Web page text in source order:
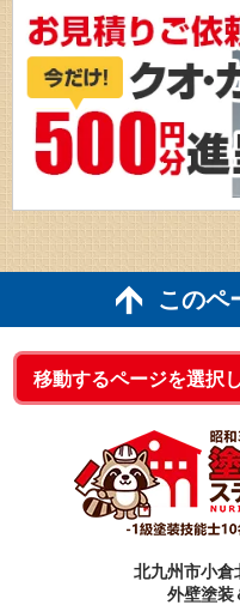
このペ
北九州市小倉
外壁塗装